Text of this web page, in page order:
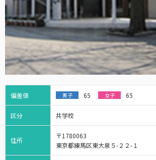
偏差値 男子 65 女子 65
区分 共学校
住所
〒1780063
東京都練馬区東大泉５-２２-１